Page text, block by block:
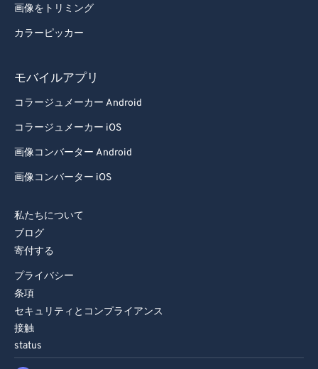
画像をトリミング
カラーピッカー
モバイルアプリ
コラージュメーカー Android
コラージュメーカー iOS
画像コンバーター Android
画像コンバーター iOS
私たちについて
ブログ
寄付する
プライバシー
条項
セキュリティとコンプライアンス
接触
status